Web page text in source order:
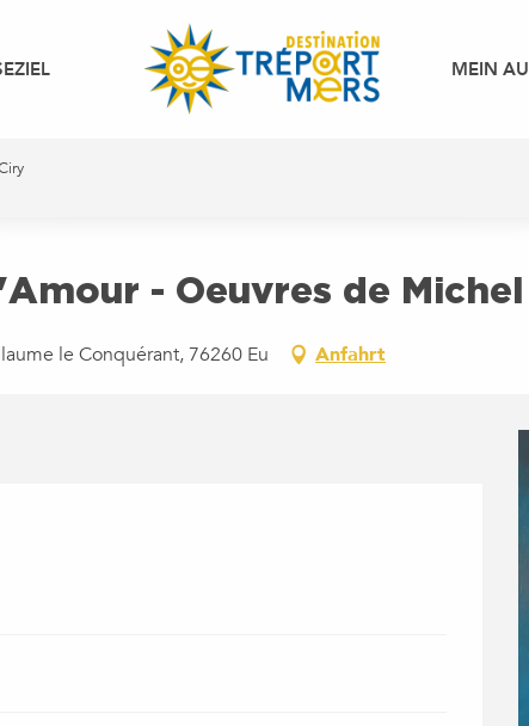
MEIN
- Oeuvres de
le Conquérant, 76260 Eu Anfahrt